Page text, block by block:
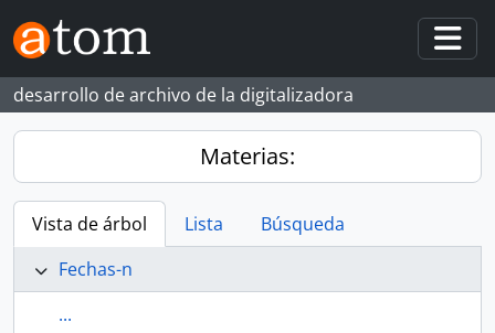
Skip to main content
desarrollo de archivo de la digitalizadora
Materias:
Vista de árbol Lista
Búsqueda
Fechas-n
...